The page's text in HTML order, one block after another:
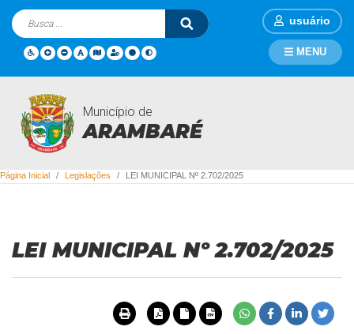
usuário
Município de
ARAMBARÉ
MENU
Legislações
Página Inicial Legislações LEI MUNICIPAL Nº 2.702/2025
LEI MUNICIPAL Nº 2.702/2025